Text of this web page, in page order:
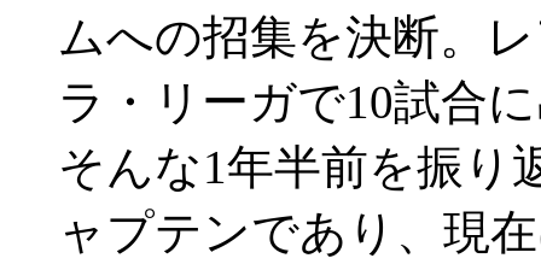
ムへの招集を決断。
ラ・リーガで10試合
そんな1年半前を振り
ャプテンであり、現